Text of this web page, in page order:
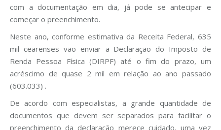
com a documentação em dia, já pode se antecipar e
começar o preenchimento.
Neste ano, conforme estimativa da Receita Federal, 635
mil cearenses vão enviar a Declaração do Imposto de
Renda Pessoa Física (DIRPF) até o fim do prazo, um
acréscimo de quase 2 mil em relação ao ano passado
(603.033) .
De acordo com especialistas, a grande quantidade de
documentos que devem ser separados para facilitar o
preenchimento da declaração merece cuidado, uma vez